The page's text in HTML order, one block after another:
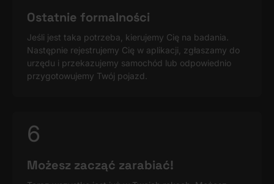
Ostatnie formalności
Jeśli jest taka potrzeba, kierujemy Cię na badania.
Następnie rejestrujemy Cię w aplikacji, zgłaszamy do
urzędu i przekazujemy samochód lub odpowiednio
przygotowujemy Twój pojazd.
6
Możesz zacząć zarabiać!